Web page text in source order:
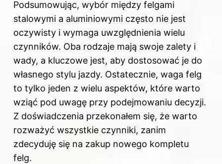
Podsumowując, wybór między felgami
stalowymi a aluminiowymi często nie jest
oczywisty i wymaga uwzględnienia wielu
czynników. Oba rodzaje mają swoje zalety i
wady, a kluczowe jest, aby dostosować je do
własnego stylu jazdy. Ostatecznie, waga felg
to tylko jeden z wielu aspektów, które warto
wziąć pod uwagę przy podejmowaniu decyzji.
Z doświadczenia przekonałem się, że warto
rozważyć wszystkie czynniki, zanim
zdecyduję się na zakup nowego kompletu
felg.